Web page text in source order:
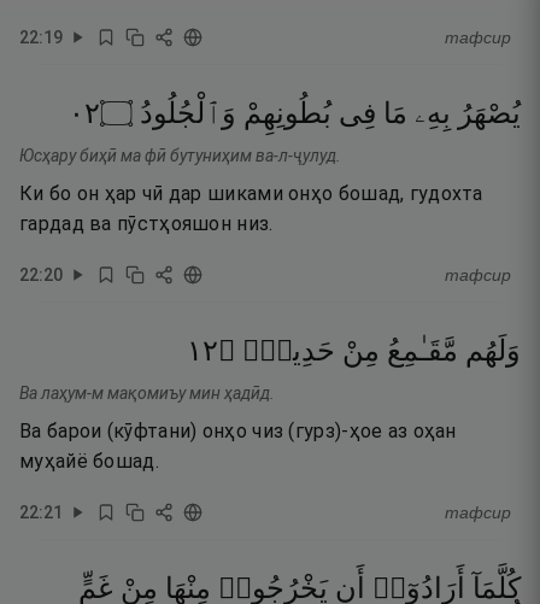
22:19 тафсир
يُصْهَرُ بِهِۦ مَا فِى بُطُونِهِمْ وَٱلْجُلُودُ ۝٢٠
Юсҳару биҳӣ ма фӣ бутуниҳим ва-л-ҷулуд.
Ки бо он ҳар чӣ дар шиками онҳо бошад, гудохта
гардад ва пӯстҳояшон низ.
22:20 тафсир
وَلَهُم مَّقَـٰمِعُ مِنْ حَدِيدٍۢ ۝٢١
Ва лаҳум-м мақомиъу мин ҳадӣд.
Ва барои (кӯфтани) онҳо чиз (гурз)-ҳое аз оҳан
муҳайё бошад.
22:21 тафсир
كُلَّمَآ أَرَادُوٓا۟ أَن يَخْرُجُوا۟ مِنْهَا مِنْ غَمٍّ